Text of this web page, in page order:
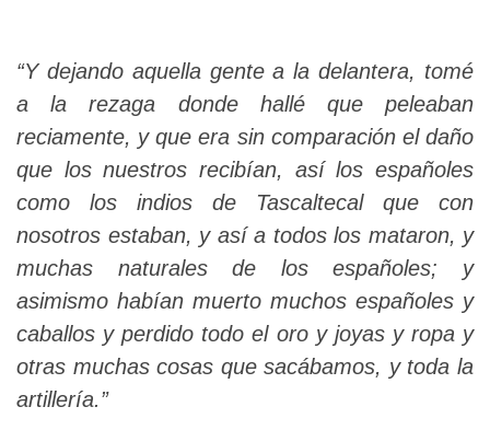
“Y dejando aquella gente a la delantera, tomé
a la rezaga donde hallé que peleaban
reciamente, y que era sin comparación el daño
que los nuestros recibían, así los españoles
como los indios de Tascaltecal que con
nosotros estaban, y así a todos los mataron, y
muchas naturales de los españoles; y
asimismo habían muerto muchos españoles y
caballos y perdido todo el oro y joyas y ropa y
otras muchas cosas que sacábamos, y toda la
artillería.”